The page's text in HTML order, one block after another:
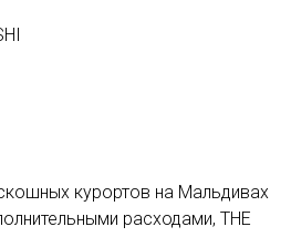
курортов на Мальдивах
расходами, THE